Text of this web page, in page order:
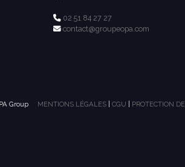
02 51 84 27 27
contact@groupeopa.com
Group MENTIONS LÉGALES |CGU PROTECTION